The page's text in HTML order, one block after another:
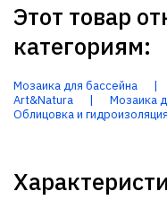
Этот товар
категориям:
Мозаика для бассейна |
Art&Natura
| Мозаика
Облицовка и